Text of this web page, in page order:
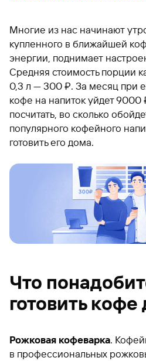
Многие из нас начинают
купленного в ближайшей
энергии, поднимает
Средняя стоимость порции
0,3 л — 300 ₽. За месяц при
кофе на напиток уйдет
посчитать, во сколько
популярного кофейного
готовить его дома.
Что
готовить
Рожковая кофеварка.
в профессиональных